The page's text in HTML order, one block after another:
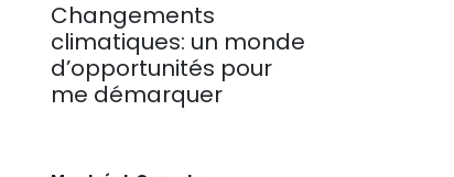
Changements
climatiques: un monde
d’opportunités pour
me démarquer